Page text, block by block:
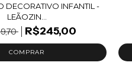
DECORATIVO INFANTIL -
LEÃOZIN...
R$245,00